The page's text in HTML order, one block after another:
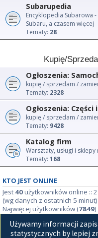
Subarupedia
Encyklopedia Subarowa
Subaru, a czasem więcej
Tematy: 28
Kupię/
Ogłoszenia:
kupię / sprzedam /
Tematy: 2328
Ogłoszenia: Części
kupię / sprzedam /
Tematy: 9428
Katalog firm
Warsztaty, usługi i
Tematy: 168
KTO JEST ONLINE
Jest 40użytkowników online ::
(wg danych z ostatnich 5 minut)
Najwięcej użytkowników (7849
STATYSTYKI
Używamy informacji
statystycznych by lepiej